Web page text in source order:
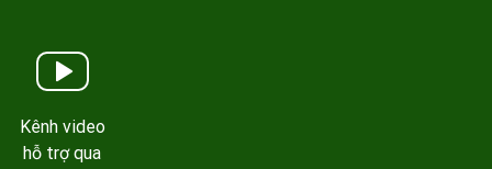
Kênh video
hỗ trợ qua